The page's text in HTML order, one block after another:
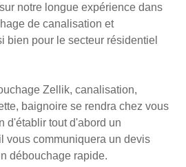
notre longue expérience dans
de canalisation et
bien pour le secteur résidentiel
Zellik, canalisation,
baignoire se rendra chez vous
d'établir tout d'abord un
vous communiquera un devis
débouchage rapide.